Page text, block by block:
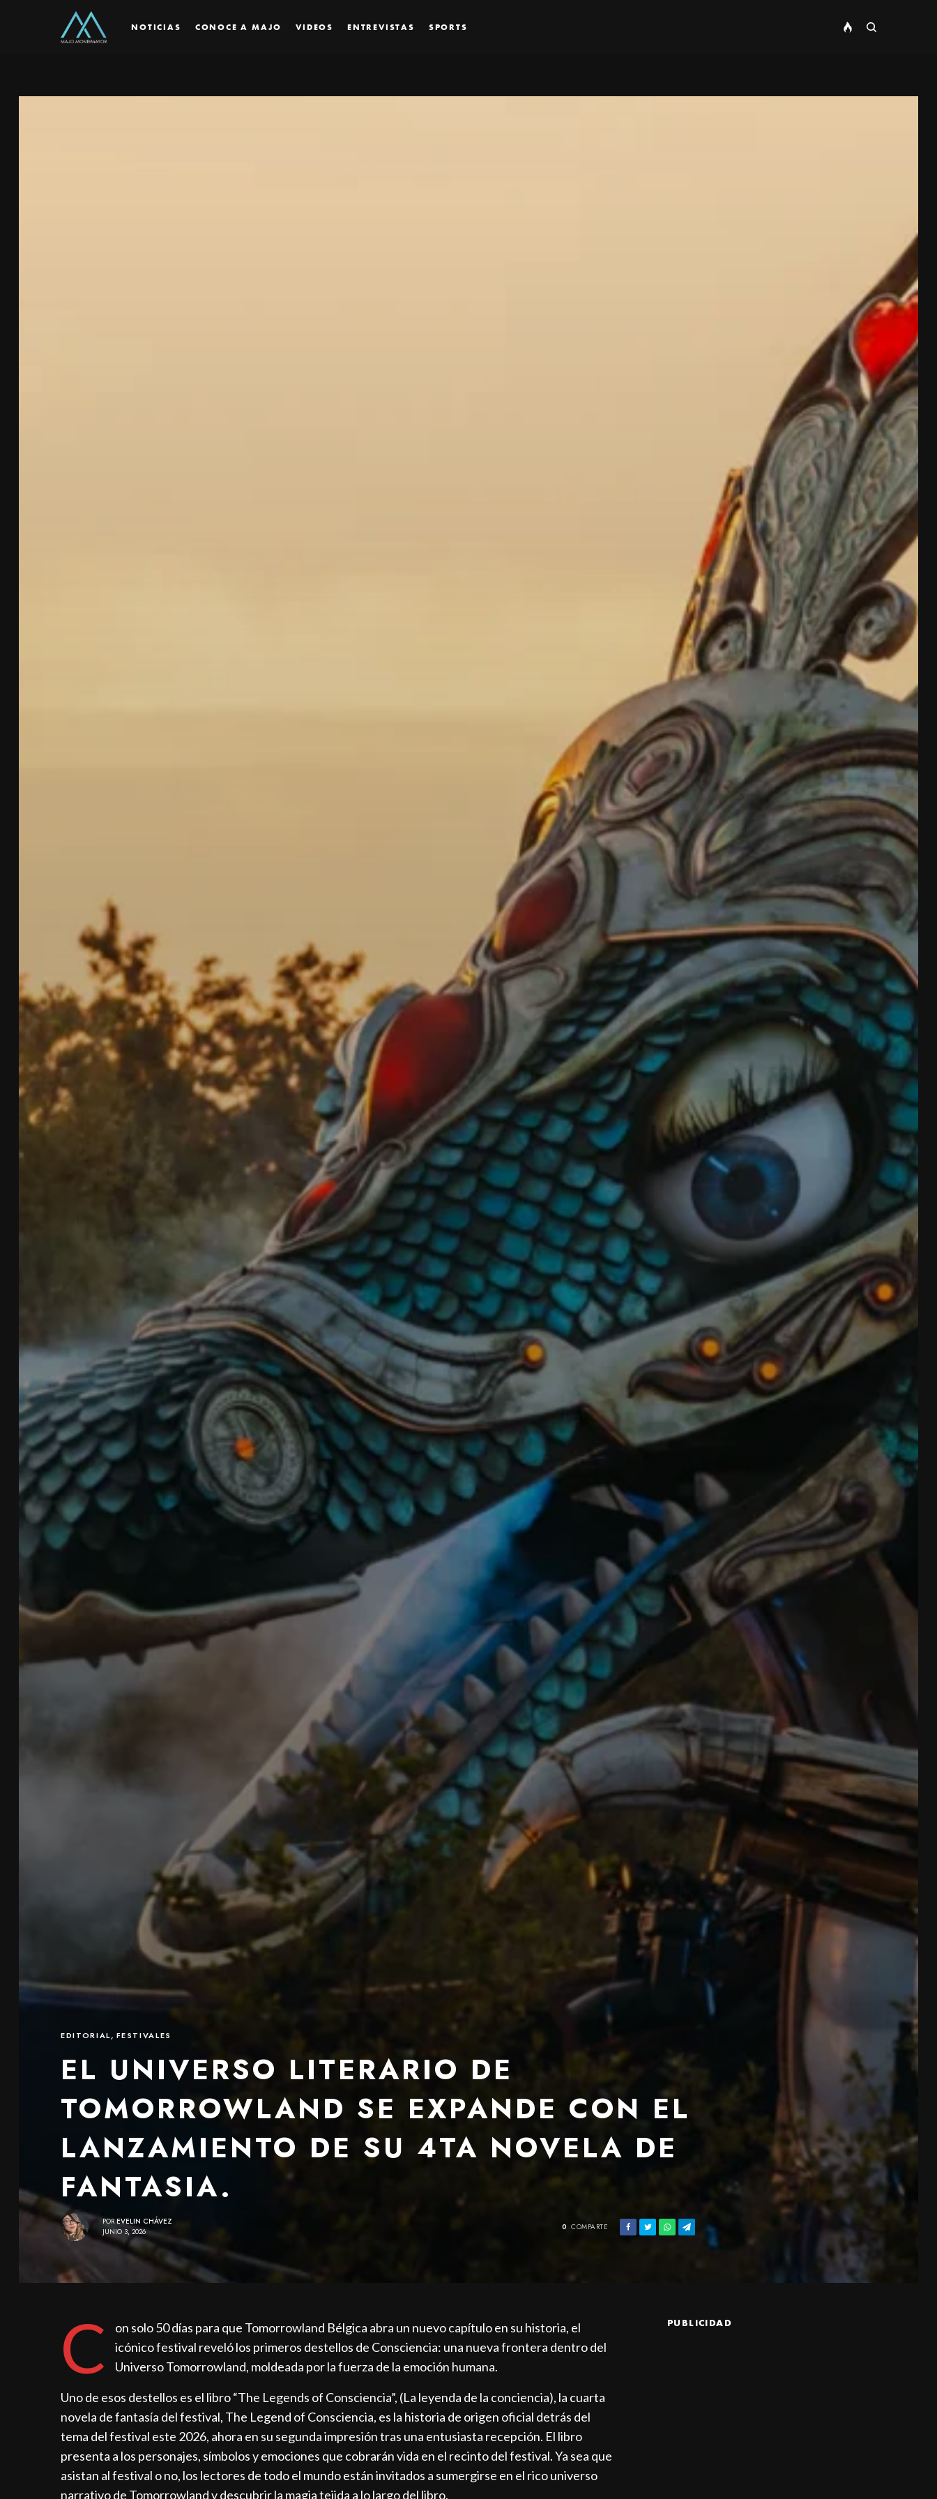
NOTICIAS CONOCE A MAJO VIDEOS ENTREVISTAS SPORTS
EDITORIAL, FESTIVALES
EL UNIVERSO LITERARIO DE
TOMORROWLAND SE EXPANDE CON EL
LANZAMIENTO DE SU 4TA NOVELA DE
FANTASIA.
POR EVELIN CHÁVEZ
JUNIO 3, 2026
0 COMPARTE
C
on solo 50 días para que Tomorrowland Bélgica abra un nuevo capítulo en su historia, el
icónico festival reveló los primeros destellos de Consciencia: una nueva frontera dentro del
Universo Tomorrowland, moldeada por la fuerza de la emoción humana.
Uno de esos destellos es el libro “The Legends of Consciencia”, (La leyenda de la conciencia), la cuarta
novela de fantasía del festival, The Legend of Consciencia, es la historia de origen oficial detrás del
tema del festival este 2026, ahora en su segunda impresión tras una entusiasta recepción. El libro
presenta a los personajes, símbolos y emociones que cobrarán vida en el recinto del festival. Ya sea que
asistan al festival o no, los lectores de todo el mundo están invitados a sumergirse en el rico universo
narrativo de Tomorrowland y descubrir la magia tejida a lo largo del libro.
PUBLICIDAD